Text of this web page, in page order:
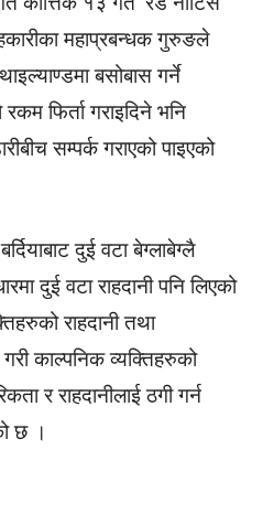
महाप्रबन्धक गुरुङले
बसोबास गर्ने
फिर्ता गराइदिने भनि
सम्पर्क गराएको पाइएको
दुई वटा बेग्लाबेग्लै
दुई वटा राहदानी पनि लिएको
राहदानी तथा
गरी काल्पनिक व्यक्तिहरुको
र राहदानीलाई ठगी गर्न
छ ।